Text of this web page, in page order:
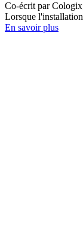
Co-écrit par
Lorsque
En savoir plus